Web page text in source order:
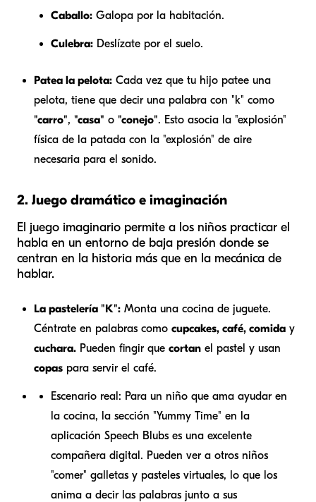
Caballo: Galopa por la habitación.
Culebra: Deslízate por el suelo.
Patea la pelota: Cada vez que tu hijo patee una
pelota, tiene que decir una palabra con "k" como
"carro", "casa" o "conejo". Esto asocia la "explosión"
física de la patada con la "explosión" de aire
necesaria para el sonido.
2. Juego dramático e imaginación
El juego imaginario permite a los niños practicar el
habla en un entorno de baja presión donde se
centran en la historia más que en la mecánica de
hablar.
La pastelería "K": Monta una cocina de juguete.
Céntrate en palabras como cupcakes, café, comida y
cuchara. Pueden fingir que cortan el pastel y usan
copas para servir el café.
Escenario real: Para un niño que ama ayudar en
la cocina, la sección "Yummy Time" en la
aplicación Speech Blubs es una excelente
compañera digital. Pueden ver a otros niños
"comer" galletas y pasteles virtuales, lo que los
anima a decir las palabras junto a sus